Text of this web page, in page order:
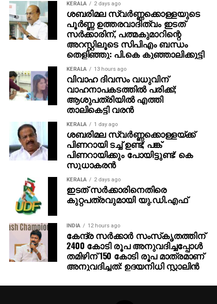
KERALA 2 days ago
ശബരിമല സ്വര്‍ണ്ണക്കൊള്ളയുടെ
പൂര്‍ണ്ണ ഉത്തരവാദിത്വം ഇടത്
സര്‍ക്കാരിന്, പത്മകുമാറിന്റെ
അറസ്റ്റിലൂടെ സിപിഎം ബന്ധം
തെളിഞ്ഞു: പി.കെ കുഞ്ഞാലിക്കുട്ടി
KERALA 13 hours ago
വിവാഹ ദിവസം വധുവിന്
വാഹനാപകടത്തില്‍ പരിക്ക്;
ആശുപത്രിയില്‍ എത്തി
താലികെട്ടി വരന്‍
KERALA 1 day ago
ശബരിമല സ്വര്‍ണ്ണക്കൊള്ളയ്ക്ക്
പിണറായി ടച്ച് ഉണ്ട്; പങ്ക്
പിണറായിക്കും പോയിട്ടുണ്ട്: കെ
സുധാകരന്‍
KERALA 2 days ago
ഇടത് സര്‍ക്കാരിനെതിരെ
കുറ്റപത്രവുമായി യു.ഡി.എഫ്
INDIA 12 hours ago
കേന്ദ്ര സര്‍ക്കാര്‍ സംസ്‌കൃതത്തിന്
2400 കോടി രൂപ അനുവദിച്ചപ്പോള്‍
തമിഴിന് 150 കോടി രൂപ മാത്രമാണ്
അനുവദിച്ചത്: ഉദയനിധി സ്റ്റാലിന്‍